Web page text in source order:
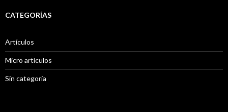
CATEGORÍAS
Artículos
Micro artículos
Sin categoría